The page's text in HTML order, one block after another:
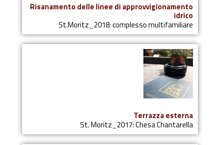
Risanamento delle linee di approvvigionamento
idrico
St.Moritz_2018: complesso multifamiliare
Terrazza esterna
St. Moritz_2017: Chesa Chantarella